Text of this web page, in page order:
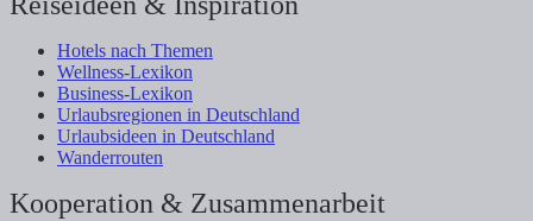
Hotels nach Themen
Wellness-Lexikon
Business-Lexikon
Urlaubsregionen in Deutschland
Urlaubsideen in Deutschland
Wanderrouten
Kooperation & Zusammenarbeit